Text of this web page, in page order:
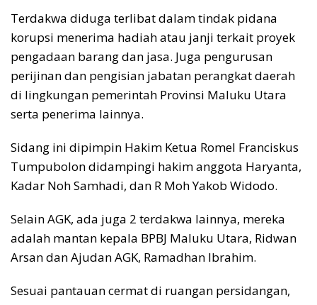
Terdakwa diduga terlibat dalam tindak pidana
korupsi menerima hadiah atau janji terkait proyek
pengadaan barang dan jasa. Juga pengurusan
perijinan dan pengisian jabatan perangkat daerah
di lingkungan pemerintah Provinsi Maluku Utara
serta penerima lainnya.
Sidang ini dipimpin Hakim Ketua Romel Franciskus
Tumpubolon didampingi hakim anggota Haryanta,
Kadar Noh Samhadi, dan R Moh Yakob Widodo.
Selain AGK, ada juga 2 terdakwa lainnya, mereka
adalah mantan kepala BPBJ Maluku Utara, Ridwan
Arsan dan Ajudan AGK, Ramadhan Ibrahim.
Sesuai pantauan cermat di ruangan persidangan,